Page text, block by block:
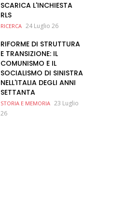
SCARICA L'INCHIESTA
RLS
RICERCA 24 Luglio 26
RIFORME DI STRUTTURA
E TRANSIZIONE: IL
COMUNISMO E IL
SOCIALISMO DI SINISTRA
NELL'ITALIA DEGLI ANNI
SETTANTA
STORIA E MEMORIA 23 Luglio
26